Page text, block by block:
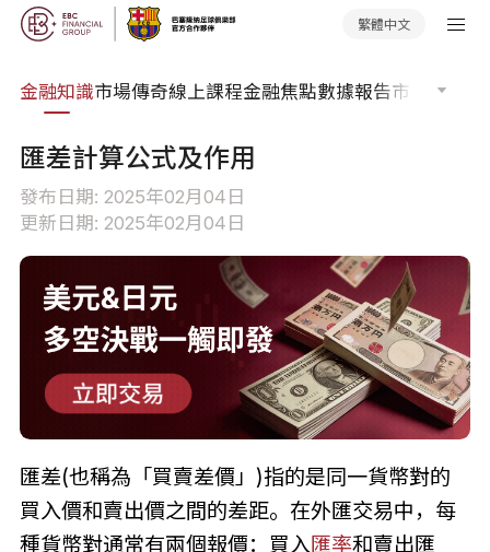
繁體中文
金融知識市場傳奇線上課程金融焦點數據報告市場分析
匯差計算公式及作用
發布日期: 2025年02月04日
更新日期: 2025年02月04日
匯差(也稱為「買賣差價」)指的是同一貨幣對的
買入價和賣出價之間的差距。在外匯交易中，每
種貨幣對通常有兩個報價：買入匯率和賣出匯